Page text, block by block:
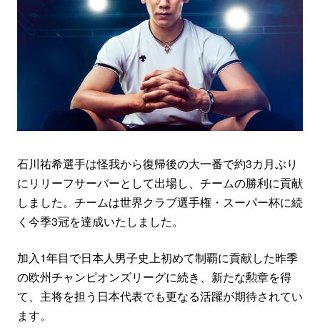
石川祐希選手は怪我から復帰後の大一番で約3カ月ぶり
にリリーフサーバーとして出場し、チームの勝利に貢献
しました。チームは世界クラブ選手権・スーパー杯に続
く今季3冠を達成いたしました。
加入1年目で日本人男子史上初めて制覇に貢献した昨季
の欧州チャンピオンズリーグに続き、新たな勲章を得
て、主将を担う日本代表でも更なる活躍が期待されてい
ます。